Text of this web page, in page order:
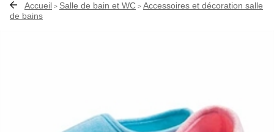
Accueil > Salle de bain et WC > Accessoires et décoration salle
de bains